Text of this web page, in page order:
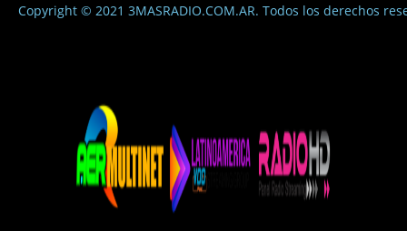
Copyright © 2021 3MASRADIO.COM.AR. Todos los derechos